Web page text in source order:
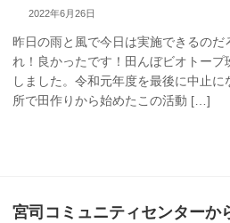
2022年6月26日
昨日の雨と風で今日は実施できるの
れ！良かったです！田んぼビオトー
しました。令和元年度を最後に中止
所で田作りから始めたこの活動 […]
宮司コミュニティセンターか